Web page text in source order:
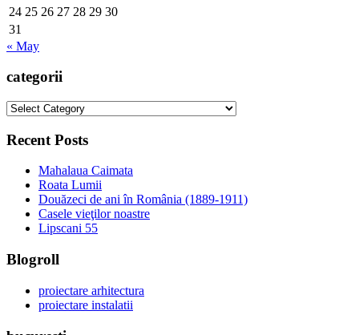
24 25 26 27 28 29 30
31
« May
categorii
categorii
Recent Posts
Mahalaua Caimata
Roata Lumii
Douăzeci de ani în România (1889-1911)
Casele vieţilor noastre
Lipscani 55
Blogroll
proiectare arhitectura
proiectare instalatii